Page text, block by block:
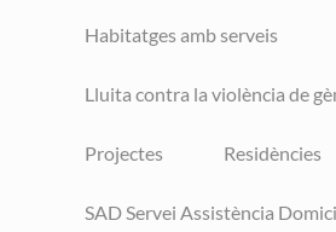
Habitatges amb serveis
Lluita contra la violència de
Projectes Residències
SAD Servei Assistència